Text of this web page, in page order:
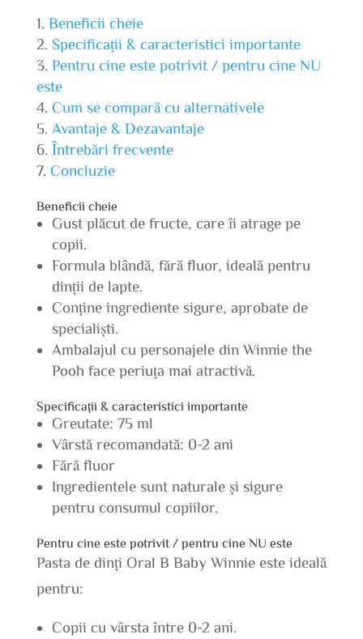
Beneficii cheie
Specificații & caracteristici importante
Pentru cine este potrivit / pentru cine NU
este
Cum se compară cu alternativele
Avantaje & Dezavantaje
Întrebări frecvente
Concluzie
Beneficii cheie
Gust plăcut de fructe, care îi atrage pe
copii.
Formula blândă, fără fluor, ideală pentru
dinții de lapte.
Conține ingrediente sigure, aprobate de
specialiști.
Ambalajul cu personajele din Winnie the
Pooh face periuța mai atractivă.
Specificații & caracteristici importante
Greutate: 75 ml
Vârstă recomandată: 0-2 ani
Fără fluor
Ingredientele sunt naturale și sigure
pentru consumul copiilor.
Pentru cine este potrivit / pentru cine NU este
Pasta de dinți Oral B Baby Winnie este ideală
pentru:
Copii cu vârsta între 0-2 ani.